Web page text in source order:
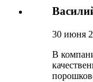
30 июня
В